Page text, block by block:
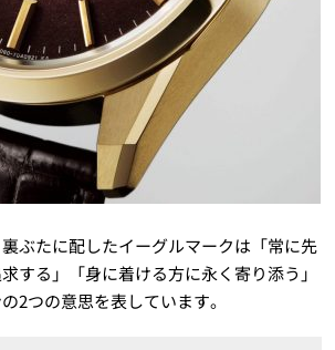
ぶたに配したイーグルマークは「常に先
する」「身に着ける方に永く寄り添う」
2つの意思を表しています。